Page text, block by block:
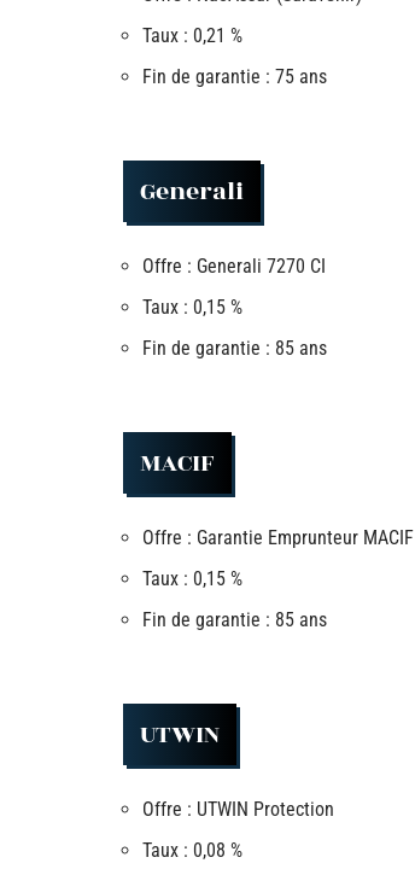
Taux : 0,21 %
Fin de garantie : 75 ans
Generali
Offre : Generali 7270 CI
Taux : 0,15 %
Fin de garantie : 85 ans
MACIF
Offre : Garantie Emprunteur MACIF
Taux : 0,15 %
Fin de garantie : 85 ans
UTWIN
Offre : UTWIN Protection
Taux : 0,08 %